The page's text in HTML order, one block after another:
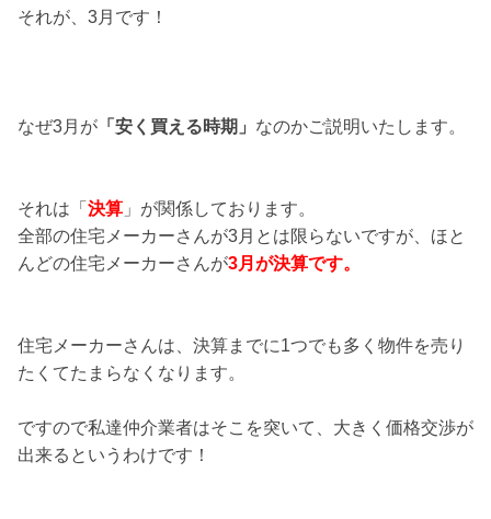
それが、3月です！
なぜ3月が 「安く買える時期」 なのかご説明いたします。
それは「 決算 」が関係しております。
全部の住宅メーカーさんが3月とは限らないですが、ほと
んどの住宅メーカーさんが3月が決算です。
住宅メーカーさんは、決算までに1つでも多く物件を売り
たくてたまらなくなります。
ですので私達仲介業者はそこを突いて、大きく価格交渉が
出来るというわけです！